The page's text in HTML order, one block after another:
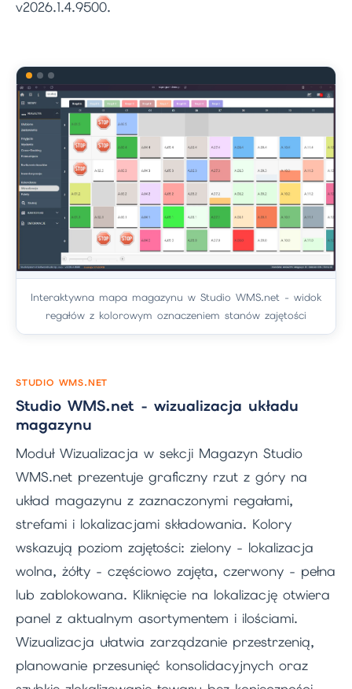
v2026.1.4.9500.
Interaktywna mapa magazynu w Studio WMS.net - widok
regałów z kolorowym oznaczeniem stanów zajętości
STUDIO WMS.NET
Studio WMS.net - wizualizacja układu
magazynu
Moduł Wizualizacja w sekcji Magazyn Studio
WMS.net prezentuje graficzny rzut z góry na
układ magazynu z zaznaczonymi regałami,
strefami i lokalizacjami składowania. Kolory
wskazują poziom zajętości: zielony - lokalizacja
wolna, żółty - częściowo zajęta, czerwony - pełna
lub zablokowana. Kliknięcie na lokalizację otwiera
panel z aktualnym asortymentem i ilościami.
Wizualizacja ułatwia zarządzanie przestrzenią,
planowanie przesunięć konsolidacyjnych oraz